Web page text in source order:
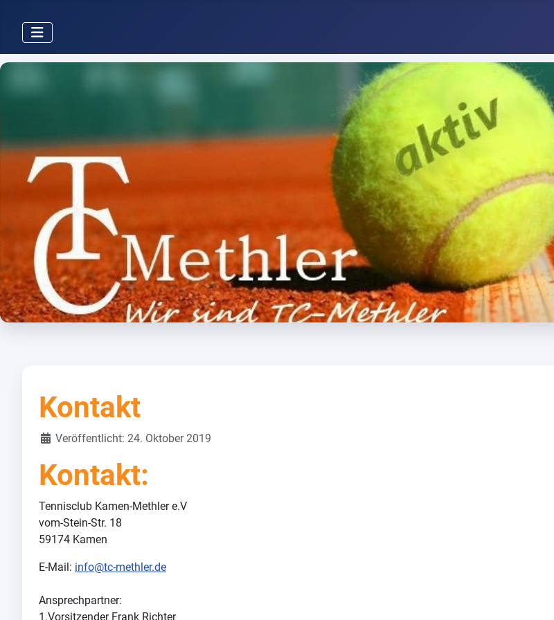
Kontakt
DetailsVeröffentlicht: 24. Oktober 2019
Kontakt:
Tennisclub Kamen-Methler e.V
vom-Stein-Str. 18
59174 Kamen
E-Mail: info@tc-methler.de
Ansprechpartner:
1.Vorsitzender Frank Richter